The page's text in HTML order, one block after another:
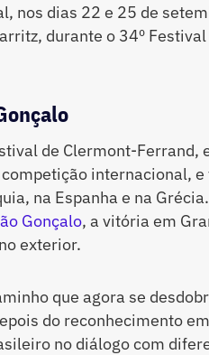
nos dias 22 e 25 de
durante o 34º
de Clermont-Ferrand,
internacional,
na Espanha e na
Gonçalo, a vitória em
exterior.
que agora se
do reconhecimento
no diálogo com